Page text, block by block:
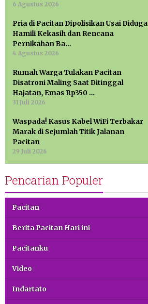
6 Agustus 2026
Pria di Pacitan Dipolisikan Usai Diduga
Hamili Kekasih dan Rencana
Pernikahan Ba…
4 Agustus 2026
Rumah Warga Tulakan Pacitan
Disatroni Maling Saat Ditinggal
Hajatan, Emas Rp350 …
31 Juli 2026
Waspada! Kasus Kabel WiFi Terbakar
Marak di Sejumlah Titik Jalanan
Pacitan
29 Juli 2026
Pencarian Populer
Pacitan
Berita Pacitan Hari ini
Pacitanku
Video
Indartato